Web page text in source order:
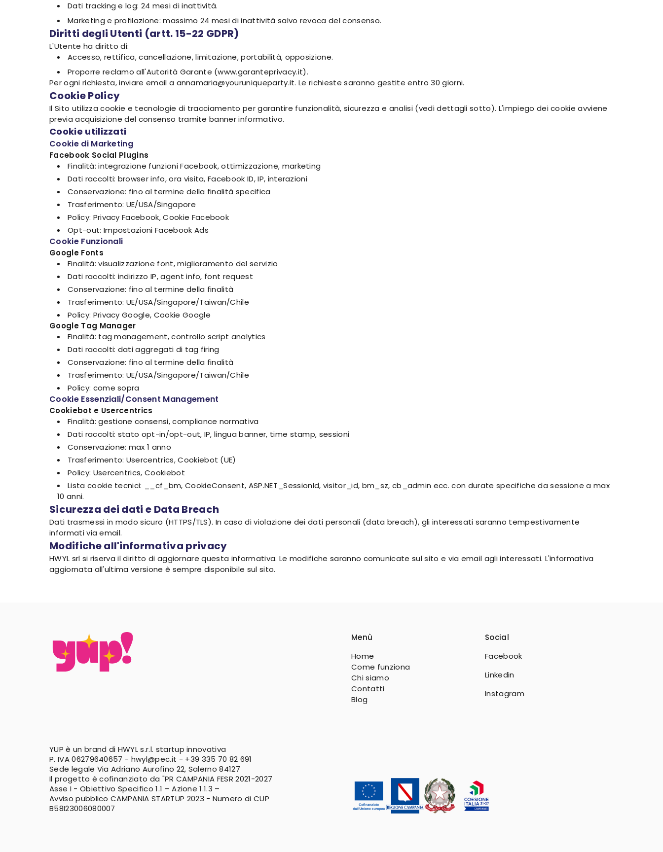
Dati tracking e log: 24 mesi di inattività.
Marketing e profilazione: massimo 24 mesi di inattività salvo revoca del consenso.
Diritti degli Utenti (artt. 15-22 GDPR)
L'Utente ha diritto di:
Accesso, rettifica, cancellazione, limitazione, portabilità, opposizione.
Proporre reclamo all'Autorità Garante (www.garanteprivacy.it).
Per ogni richiesta, inviare email a annamaria@youruniqueparty.it. Le richieste saranno gestite entro 30 giorni.
Cookie Policy
Il Sito utilizza cookie e tecnologie di tracciamento per garantire funzionalità, sicurezza e analisi (vedi dettagli sotto). L'impiego dei cookie avviene
previa acquisizione del consenso tramite banner informativo.
Cookie utilizzati
Cookie di Marketing
Facebook Social Plugins
Finalità: integrazione funzioni Facebook, ottimizzazione, marketing
Dati raccolti: browser info, ora visita, Facebook ID, IP, interazioni
Conservazione: fino al termine della finalità specifica
Trasferimento: UE/USA/Singapore
Policy: Privacy Facebook, Cookie Facebook
Opt-out: Impostazioni Facebook Ads
Cookie Funzionali
Google Fonts
Finalità: visualizzazione font, miglioramento del servizio
Dati raccolti: indirizzo IP, agent info, font request
Conservazione: fino al termine della finalità
Trasferimento: UE/USA/Singapore/Taiwan/Chile
Policy: Privacy Google, Cookie Google
Google Tag Manager
Finalità: tag management, controllo script analytics
Dati raccolti: dati aggregati di tag firing
Conservazione: fino al termine della finalità
Trasferimento: UE/USA/Singapore/Taiwan/Chile
Policy: come sopra
Cookie Essenziali/Consent Management
Cookiebot e Usercentrics
Finalità: gestione consensi, compliance normativa
Dati raccolti: stato opt-in/opt-out, IP, lingua banner, time stamp, sessioni
Conservazione: max 1 anno
Trasferimento: Usercentrics, Cookiebot (UE)
Policy: Usercentrics, Cookiebot
Lista cookie tecnici: __cf_bm, CookieConsent, ASP.NET_SessionId, visitor_id, bm_sz, cb_admin ecc. con durate specifiche da sessione a max
10 anni.
Sicurezza dei dati e Data Breach
Dati trasmessi in modo sicuro (HTTPS/TLS). In caso di violazione dei dati personali (data breach), gli interessati saranno tempestivamente
informati via email.
Modifiche all'informativa privacy
HWYL srl si riserva il diritto di aggiornare questa informativa. Le modifiche saranno comunicate sul sito e via email agli interessati. L'informativa
aggiornata all'ultima versione è sempre disponibile sul sito.
Menù
Home
Come funziona
Chi siamo
Contatti
Blog
Social
Facebook
Linkedin
Instagram
YUP è un brand di HWYL s.r.l. startup innovativa
P. IVA 06279640657 - hwyl@pec.it - +39 335 70 82 691
Sede legale Via Adriano Aurofino 22, Salerno 84127
Il progetto è cofinanziato da "PR CAMPANIA FESR 2021-2027
Asse I - Obiettivo Specifico 1.1 – Azione 1.1.3 –
Avviso pubblico CAMPANIA STARTUP 2023 - Numero di CUP
B58I23006080007